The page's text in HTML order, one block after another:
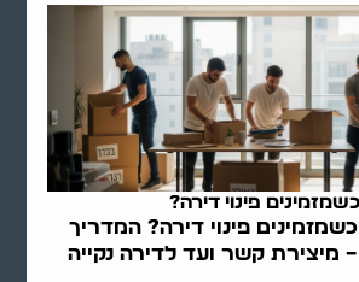
פינוי דירה?
פינוי דירה? המדריך
מיצירת קשר ועד לדירה נקייה